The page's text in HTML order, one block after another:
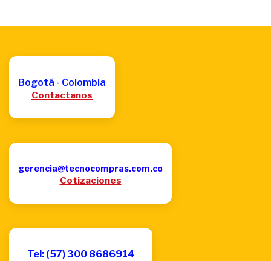
Bogotá - Colombia
Contactanos
gerencia@tecnocompras.com.co
Cotizaciones
Tel: (57) 300 8686914